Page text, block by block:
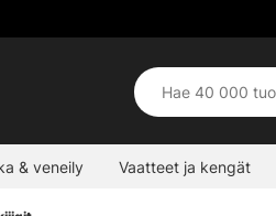
& veneily Vaatteet ja kengät